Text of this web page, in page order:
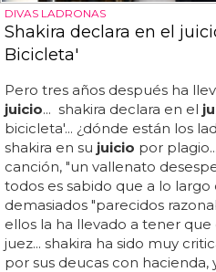
DIVAS LADRONAS
Shakira declara en el
Bicicleta'
Pero tres años después ha
juicio... shakira declara en el
bicicleta'... ¿dónde están los
shakira en su juicio por
canción, "un vallenato
todos es sabido que a lo
demasiados "parecidos
ellos la ha llevado a tener
juez... shakira ha sido muy
por sus deucas con hacienda,